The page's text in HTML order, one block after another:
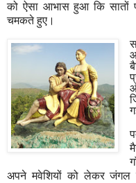
को ऐसा आभास हुआ कि‍ सातों
चमकते हुए।
अपने मवेशि‍यों को लेकर जंगल